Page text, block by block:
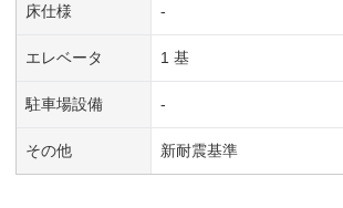
床仕様 -
エレベータ 1 基
駐車場設備 -
その他 新耐震基準